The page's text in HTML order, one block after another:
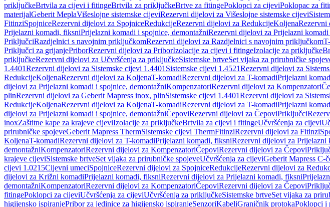
priključkeBrtvila za cijevi i fitingeBrtvila za priključkeBrtve za fitingePoklopci za cijeviPoklopac za
materijalGeberit MeplaVišeslojne sistemske cijeviRezervni dijelovi za Višeslojne sistemske cijevi
FitinziSpojniceRezervni dijelovi za SpojniceRedukcijeRezervni dijelovi za RedukcijeKoljenaRezervni
Prijelazni komadi, fiksniPrijelazni komadi i spojnice, demontažniRezervni dijelovi za Prijelazni
PriključciRazdjelnici s navojnim priključkomRezervni dijelovi za Razdjelnici s navojnim priključkom
Priključci za grijanjePriborRezervni dijelovi za PriborIzolacije za cijevi i fitingeIzolacije za priključke
priključkeRezervni dijelovi za Učvršćenja za priključkeSistemske brtveSet vijaka za prirubničke
1.4401Rezervni dijelovi za Sistemske cijevi 1.4401 Sistemske cijevi 1.4521Rezervni dijelovi za
RedukcijeKoljenaRezervni dijelovi za KoljenaT-komadiRezervni dijelovi za T-komadiPrijelazni
dijelovi za Prijelazni komadi i spojnice, demontažniKompenzatoriRezervni dijelovi za Kompenzatori
plinRezervni dijelovi za Geberit Mapress inox, plinSistemske cijevi 1.4401Rezervni dijelovi za
RedukcijeKoljenaRezervni dijelovi za KoljenaT-komadiRezervni dijelovi za T-komadiPrijelazni
dijelovi za Prijelazni komadi i spojnice, demontažniČepoviRezervni dijelovi za ČepoviPriključci
inoxZaštitne kape za krajeve cijeviIzolacije za priključkeBrtvila za cijevi i fitingeUčvršćenja za cijevi
prirubničke spojeveGeberit Mapress ThermSistemske cijevi ThermFitinziRezervni dijelovi za Fitinzi
KoljenaT-komadiRezervni dijelovi za T-komadiPrijelazni komadi, fiksniRezervni dijelovi za Prijelazni
demontažniKompenzatoriRezervni dijelovi za KompenzatoriČepoviRezervni dijelovi za Čepovi
krajeve cijeviSistemske brtveSet vijaka za prirubničke spojeveUčvršćenja za cijeviGeberit Mapress C-
cijevi 1.0215Cijevni umeciSpojniceRezervni dijelovi za SpojniceRedukcijeRezervni dijelovi za
dijelovi za Križni komadiPrijelazni komadi, fiksniRezervni dijelovi za Prijelazni komadi, fiksni
demontažniKompenzatoriRezervni dijelovi za KompenzatoriČepoviRezervni dijelovi za Čepovi
fitingePoklopci za cijeviUčvršćenja za cijeviUčvršćenja za priključkeSistemske brtveSet vijaka za
higijensko ispiranjePribor za jedinice za higijensko ispiranjeSenzoriKabeliGraničnik protokaPoklopci i